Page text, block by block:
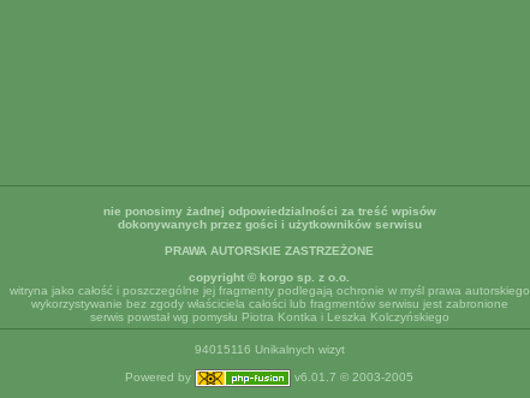
nie ponosimy żadnej odpowiedzialności za treść wpisów
dokonywanych przez gości i użytkowników serwisu
PRAWA AUTORSKIE ZASTRZEŻONE
copyright © korgo sp. z o.o.
witryna jako całość i poszczególne jej fragmenty podlegają ochronie w myśl prawa autorskiego
wykorzystywanie bez zgody właściciela całości lub fragmentów serwisu jest zabronione
serwis powstał wg pomysłu Piotra Kontka i Leszka Kolczyńskiego
94015116 Unikalnych wizyt
Powered by v6.01.7 © 2003-2005